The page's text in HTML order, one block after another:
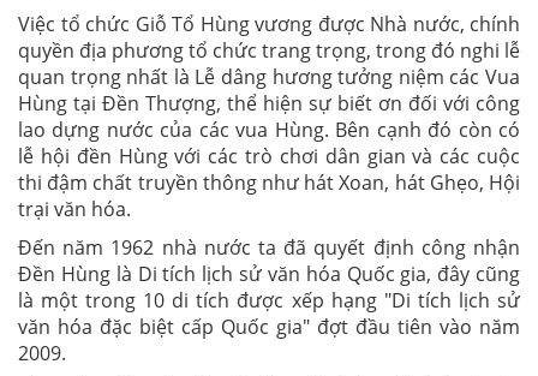
Việc tổ chức Giỗ Tổ Hùng vương được Nhà nước, chính
quyền địa phương tổ chức trang trọng, trong đó nghi lễ
quan trọng nhất là Lễ dâng hương tưởng niệm các Vua
Hùng tại Đền Thượng, thể hiện sự biết ơn đối với công
lao dựng nước của các vua Hùng. Bên cạnh đó còn có
lễ hội đền Hùng với các trò chơi dân gian và các cuộc
thi đậm chất truyền thông như hát Xoan, hát Ghẹo, Hội
trại văn hóa.
Đến năm 1962 nhà nước ta đã quyết định công nhận
Đền Hùng là Di tích lịch sử văn hóa Quốc gia, đây cũng
là một trong 10 di tích được xếp hạng "Di tích lịch sử
văn hóa đặc biệt cấp Quốc gia" đợt đầu tiên vào năm
2009.